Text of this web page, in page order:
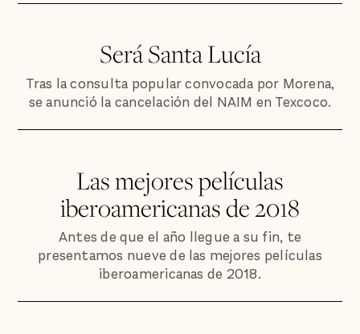
Será Santa Lucía
Tras la consulta popular convocada por Morena,
se anunció la cancelación del NAIM en Texcoco.
Las mejores películas
iberoamericanas de 2018
Antes de que el año llegue a su fin, te
presentamos nueve de las mejores películas
iberoamericanas de 2018.